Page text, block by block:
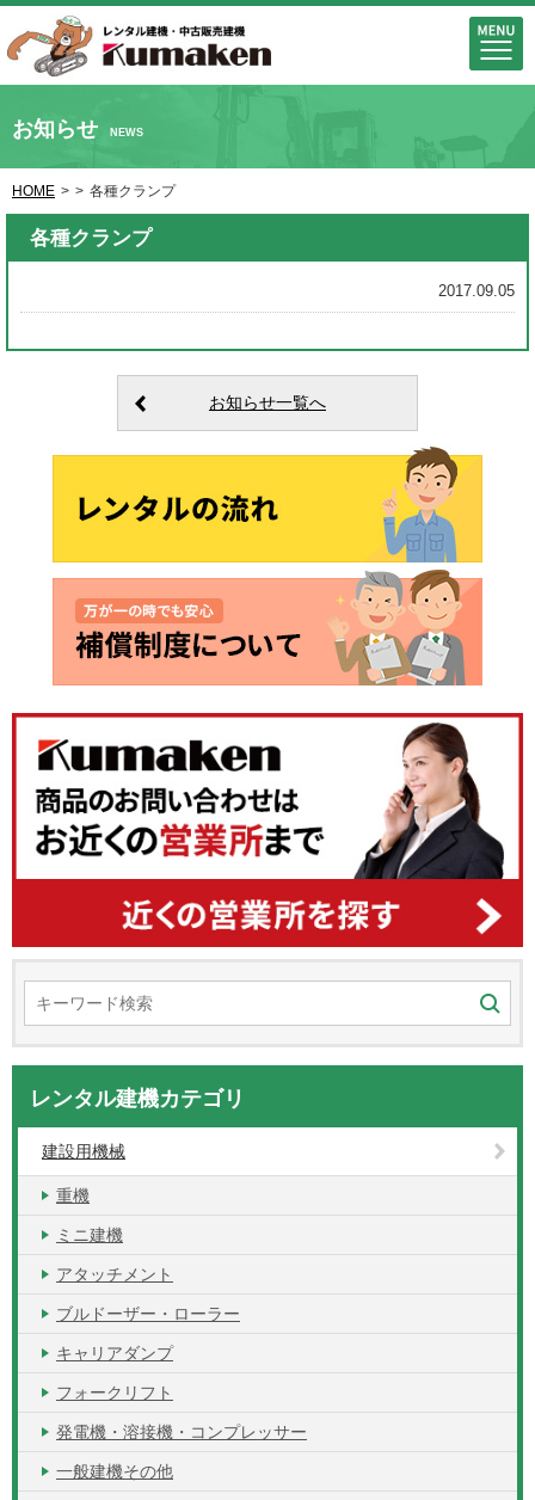
お知らせ NEWS
HOME > > 各種クランプ
各種クランプ
2017.09.05
お知らせ一覧へ
レンタル建機カテゴリ
建設用機械
重機
ミニ建機
アタッチメント
ブルドーザー・ローラー
キャリアダンプ
フォークリフト
発電機・溶接機・コンプレッサー
一般建機その他